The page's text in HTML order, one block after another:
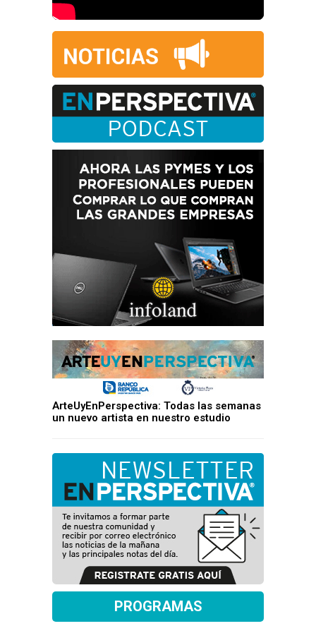
ArteUyEnPerspectiva: Todas las semanas
un nuevo artista en nuestro estudio
PROGRAMAS